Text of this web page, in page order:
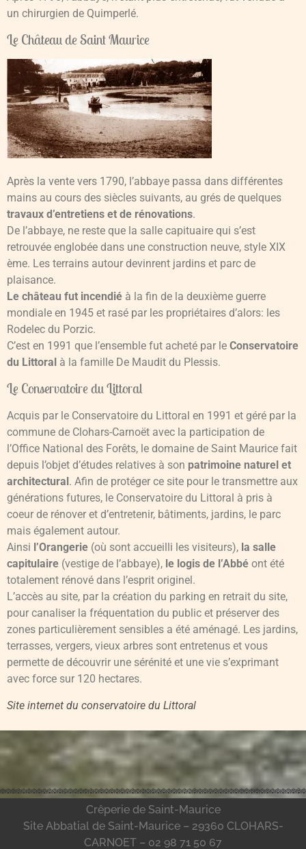
un chirurgien de Quimperlé.
Le Château de Saint Maurice
Après la vente vers 1790, l’abbaye passa dans différentes
mains au cours des siècles suivants, au grés de quelques
travaux d’entretiens et de rénovations.
De l’abbaye, ne reste que la salle capituaire qui s’est
retrouvée englobée dans une construction neuve, style XIX
ème. Les terrains autour devinrent jardins et parc de
plaisance.
Le château fut incendié à la fin de la deuxième guerre
mondiale en 1945 et rasé par les propriétaires d’alors: les
Rodelec du Porzic.
C’est en 1991 que l’ensemble fut acheté par le Conservatoire
du Littoral à la famille De Maudit du Plessis.
Le Conservatoire du Littoral
Acquis par le Conservatoire du Littoral en 1991 et géré par la
commune de Clohars-Carnoët avec la participation de
l’Office National des Forêts, le domaine de Saint Maurice fait
depuis l’objet d’études relatives à son patrimoine naturel et
architectural. Afin de protéger ce site pour le transmettre aux
générations futures, le Conservatoire du Littoral à pris à
coeur de rénover et d’entretenir, bâtiments, jardins, le parc
mais également autour.
Ainsi l’Orangerie (où sont accueilli les visiteurs), la salle
capitulaire (vestige de l’abbaye), le logis de l’Abbé ont été
totalement rénové dans l’esprit originel.
L’accès au site, par la création du parking en retrait du site,
pour canaliser la fréquentation du public et préserver des
zones particulièrement sensibles a été aménagé. Les jardins,
terrasses, vergers, vieux arbres sont entretenus et vous
permette de découvrir une sérénité et une vie s’exprimant
avec force sur 120 hectares.
Site internet du conservatoire du Littoral
Crêperie de Saint-Maurice
Site Abbatial de Saint-Maurice – 29360 CLOHARS-
CARNOET – 02 98 71 50 67